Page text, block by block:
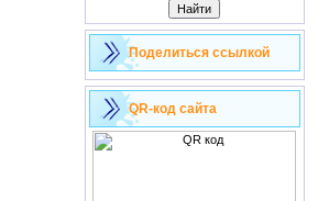
Поделиться ссылкой
QR-код сайта